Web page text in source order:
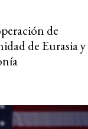
de
de Eurasia y